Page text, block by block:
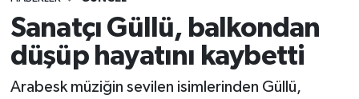
Sanatçı Güllü, balkondan
düşüp hayatını kaybetti
Arabesk müziğin sevilen isimlerinden Güllü,
Spor
Ekonomi
Tüm Manşetler
Son Dakika Haberleri